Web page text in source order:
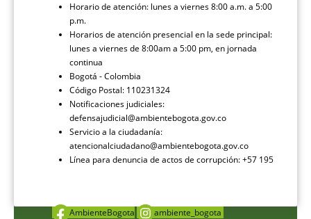
Horario de atención: lunes a viernes 8:00 a.m. a 5:00
p.m.
Horarios de atención presencial en la sede principal:
lunes a viernes de 8:00am a 5:00 pm, en jornada
continua
Bogotá - Colombia
Código Postal: 110231324
Notificaciones judiciales:
defensajudicial@ambientebogota.gov.co
Servicio a la ciudadanía:
atencionalciudadano@ambientebogota.gov.co
Línea para denuncia de actos de corrupción: +57 195
AmbienteBogota
ambiente_bogota